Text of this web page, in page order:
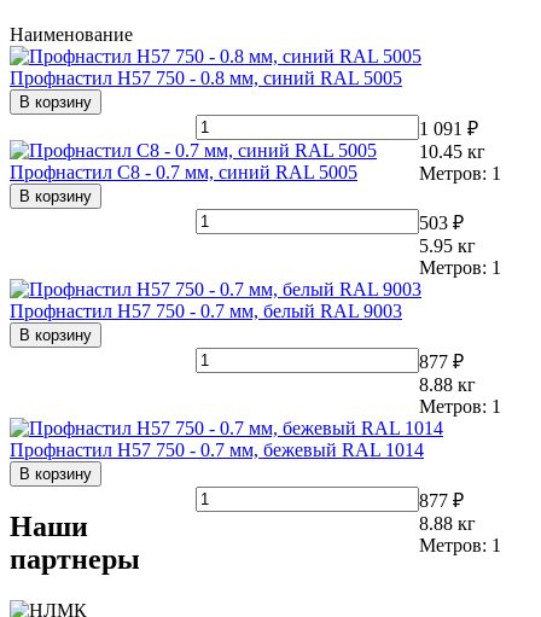
Наименование
Профнастил Н57 750 - 0.8 мм, синий RAL 5005
В корзину
1 091 ₽
10.45 кг
Метров: 1
Профнастил С8 - 0.7 мм, синий RAL 5005
В корзину
503 ₽
5.95 кг
Метров: 1
Профнастил Н57 750 - 0.7 мм, белый RAL 9003
В корзину
877 ₽
8.88 кг
Метров: 1
Профнастил Н57 750 - 0.7 мм, бежевый RAL 1014
В корзину
877 ₽
8.88 кг
Метров: 1
Наши
партнеры